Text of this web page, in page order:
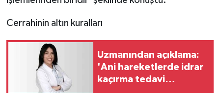
Cerrahinin altın kuralları
Uzmanından açıklama:
'Ani hareketlerde idrar
kaçırma tedavi